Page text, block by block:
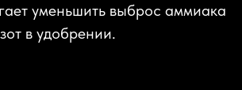
уменьшить выброс аммиака
в удобрении.